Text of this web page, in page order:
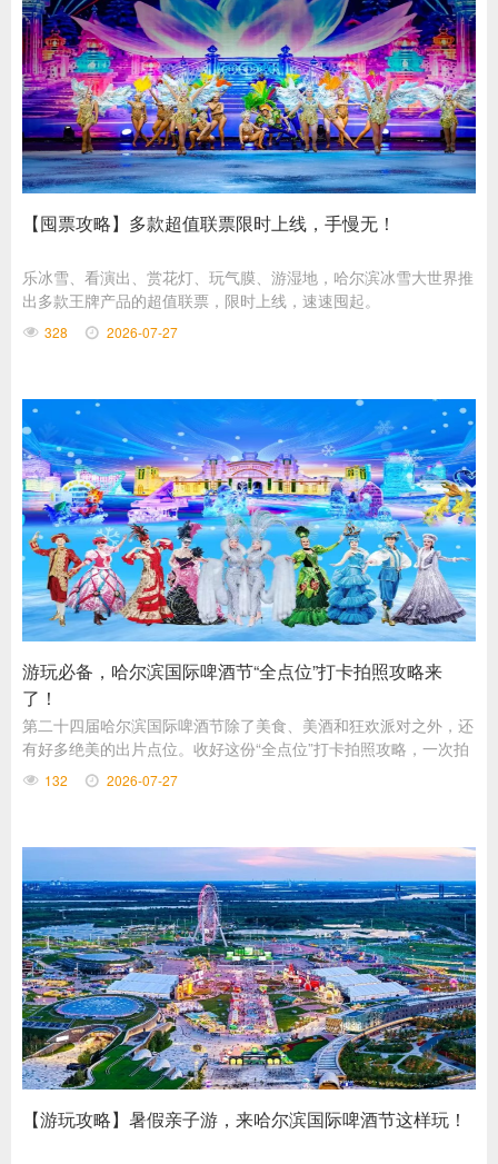
【囤票攻略】多款超值联票限时上线，手慢无！
乐冰雪、看演出、赏花灯、玩气膜、游湿地，哈尔滨冰雪大世界推
出多款王牌产品的超值联票，限时上线，速速囤起。
328 2026-07-27
游玩必备，哈尔滨国际啤酒节“全点位”打卡拍照攻略来
了！
第二十四届哈尔滨国际啤酒节除了美食、美酒和狂欢派对之外，还
有好多绝美的出片点位。收好这份“全点位”打卡拍照攻略，一次拍
遍各类出圈点位，送给“要出片”的朋友们！
132 2026-07-27
【游玩攻略】暑假亲子游，来哈尔滨国际啤酒节这样玩！